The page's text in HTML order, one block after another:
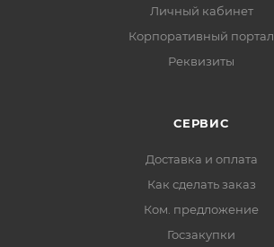
Личный кабинет
Корпоративный портал
Реквизиты
СЕРВИС
Доставка и оплата
Как сделать заказ
Ком. предложение
Госзакупки